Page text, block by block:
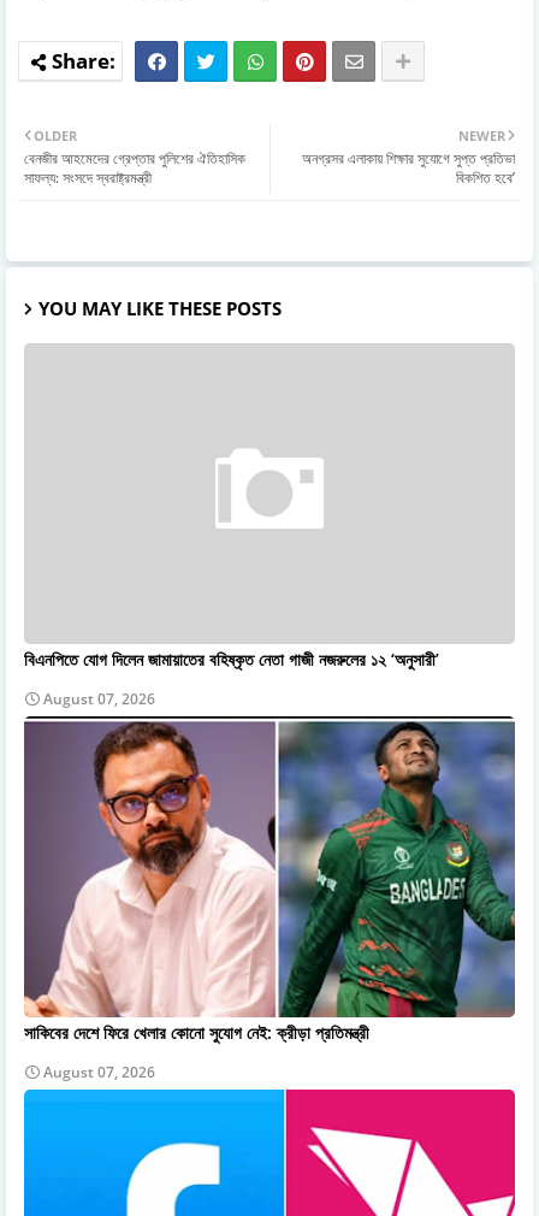
NEWER
অনগ্রসর এলাকায় শিক্ষার সুযোগে সুপ্ত প্রতিভা
বিকশিত হবে’
OLDER
বেনজীর আহমেদের গ্রেপ্তার পুলিশের ঐতিহাসিক
সাফল্য: সংসদে স্বরাষ্ট্রমন্ত্রী
YOU MAY LIKE THESE POSTS
বিএনপিতে যোগ দিলেন জামায়াতের বহিষ্কৃত নেতা গাজী নজরুলের ১২ ‘অনুসারী’
August 07, 2026
সাকিবের দেশে ফিরে খেলার কোনো সুযোগ নেই: ক্রীড়া প্রতিমন্ত্রী
August 07, 2026